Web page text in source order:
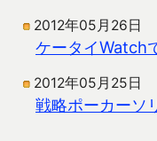
2012年05月26日
ケータイWatch
2012年05月25日
戦略ポーカーソ